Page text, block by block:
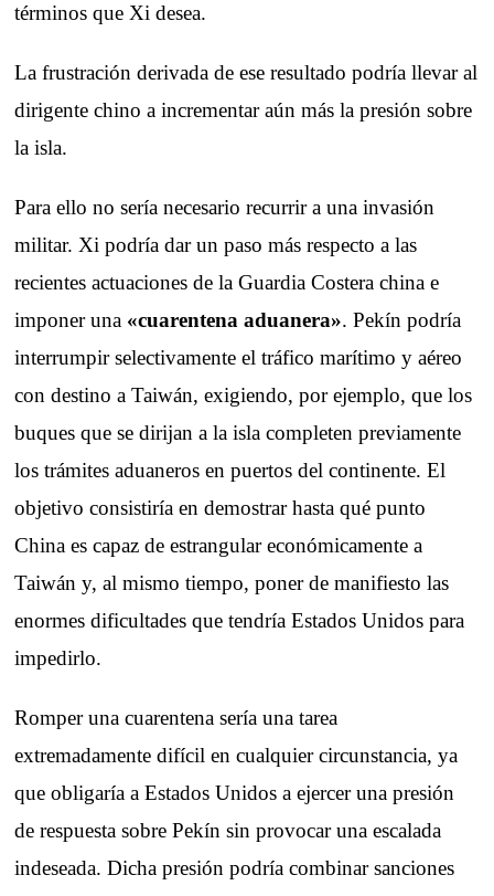
términos que Xi desea.
La frustración derivada de ese resultado podría llevar al
dirigente chino a incrementar aún más la presión sobre
la isla.
Para ello no sería necesario recurrir a una invasión
militar. Xi podría dar un paso más respecto a las
recientes actuaciones de la Guardia Costera china e
imponer una «cuarentena aduanera». Pekín podría
interrumpir selectivamente el tráfico marítimo y aéreo
con destino a Taiwán, exigiendo, por ejemplo, que los
buques que se dirijan a la isla completen previamente
los trámites aduaneros en puertos del continente. El
objetivo consistiría en demostrar hasta qué punto
China es capaz de estrangular económicamente a
Taiwán y, al mismo tiempo, poner de manifiesto las
enormes dificultades que tendría Estados Unidos para
impedirlo.
Romper una cuarentena sería una tarea
extremadamente difícil en cualquier circunstancia, ya
que obligaría a Estados Unidos a ejercer una presión
de respuesta sobre Pekín sin provocar una escalada
indeseada. Dicha presión podría combinar sanciones